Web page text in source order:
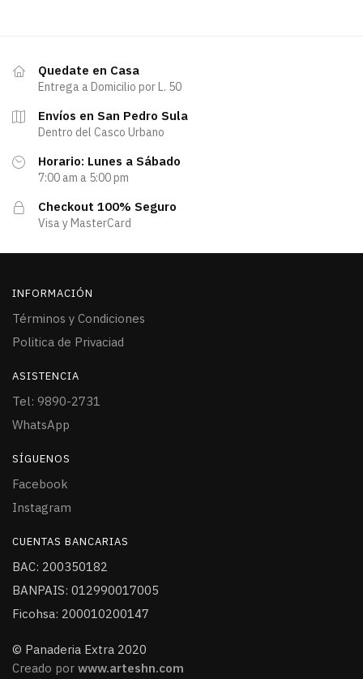
Quedate en Casa
Entrega a Domicilio por L. 50
Envíos en San Pedro Sula
Dentro del Casco Urbano
Horario: Lunes a Sábado
7:00 am a 5:00 pm
Checkout 100% Seguro
Visa y MasterCard
INFORMACIÓN
Términos y Condiciones
Politica de Privaciad
ASISTENCIA
Tel: 9890-2731
WhatsApp
SÍGUENOS
Facebook
Instagram
CUENTAS BANCARIAS
BAC: 200350182
BANPAIS: 012990017005
Ficohsa: 200010200147
© Panaderia Extra 2020
Creado por www.arteshn.com